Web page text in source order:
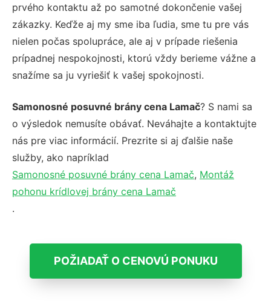
prvého kontaktu až po samotné dokončenie vašej
zákazky. Keďže aj my sme iba ľudia, sme tu pre vás
nielen počas spolupráce, ale aj v prípade riešenia
prípadnej nespokojnosti, ktorú vždy berieme vážne a
snažíme sa ju vyriešiť k vašej spokojnosti.
Samonosné posuvné brány cena Lamač? S nami sa
o výsledok nemusíte obávať. Neváhajte a kontaktujte
nás pre viac informácií. Prezrite si aj ďalšie naše
služby, ako napríklad
Samonosné posuvné brány cena Lamač, Montáž
pohonu krídlovej brány cena Lamač
.
POŽIADAŤ O CENOVÚ PONUKU